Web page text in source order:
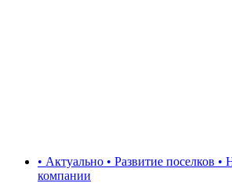
• Актуально • Развитие поселков •
компании